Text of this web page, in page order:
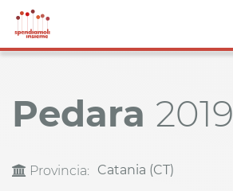
Pedara 2019
Provincia:
Catania (CT)